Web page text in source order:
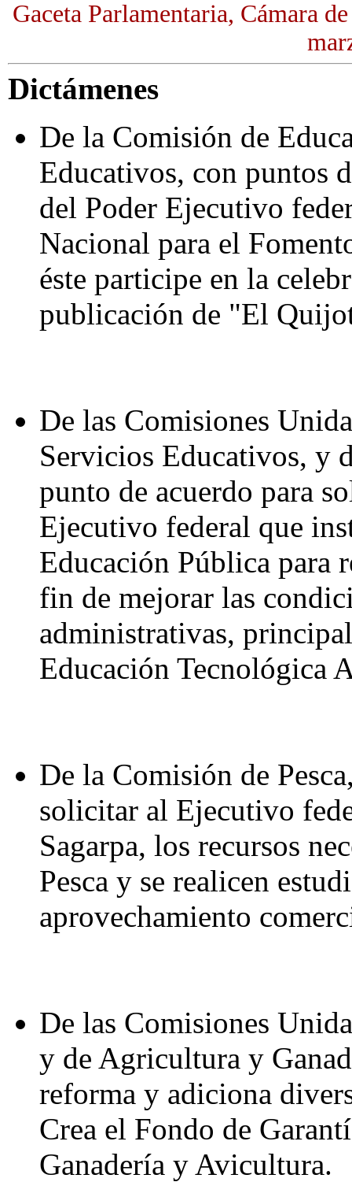
Gaceta Parlamentaria, Cámara
Dictámenes
De la Comisión de
Educativos, con puntos
del Poder Ejecutivo
Nacional para el
éste participe en la
publicación de "El
De las Comisiones
Servicios Educativos, y
punto de acuerdo para
Ejecutivo federal que
Educación Pública para
fin de mejorar las
administrativas,
Educación Tecnológica
De la Comisión de
solicitar al Ejecutivo
Sagarpa, los recursos
Pesca y se realicen
aprovechamiento
De las Comisiones
y de Agricultura y
reforma y adiciona
Crea el Fondo de
Ganadería y Avicultura.